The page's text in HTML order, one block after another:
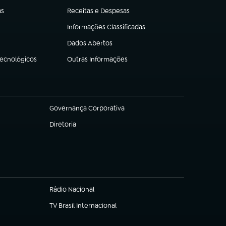
Receitas e Despesas
(abre em nova aba)
Informações Classificadas
(abre em nova aba)
Dados Abertos
(abre em nova aba)
Outras Informações
(abre em nova aba)
Governança Corporativa
(abre em nova aba)
Diretoria
(abre em nova aba)
Rádio Nacional
TV Brasil Internacional
(abre em nova aba)